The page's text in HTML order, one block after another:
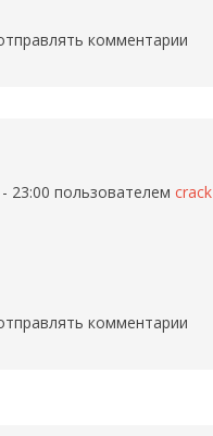
комментарии
23:00 пользователем crack
комментарии